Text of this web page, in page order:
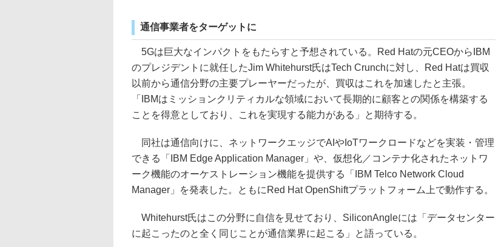
通信事業者をターゲットに
5Gは巨大なインパクトをもたらすと予想されている。Red Hatの元CEOからIBM
のプレジデントに就任したJim Whitehurst氏はTech Crunchに対し、Red Hatは買収
以前から通信分野の主要プレーヤーだったが、買収はこれを加速したと主張。
「IBMはミッションクリティカルな領域において長期的に顧客との関係を構築する
ことを得意としており、これを実現する能力がある」と期待する。
同社は通信向けに、ネットワークエッジでAIやIoTワークロードなどを実装・管理
できる「IBM Edge Application Manager」や、仮想化／コンテナ化されたネットワ
ーク機能のオーケストレーション機能を提供する「IBM Telco Network Cloud
Manager」を発表した。ともにRed Hat OpenShiftプラットフォーム上で動作する。
Whitehurst氏はこの分野に自信を見せており、SiliconAngleには「データセンター
に起こったのと全く同じことが通信業界に起こる」と語っている。